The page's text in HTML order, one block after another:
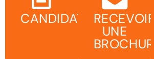
CANDIDATERRECEVOIR
UNE
BROCHURE